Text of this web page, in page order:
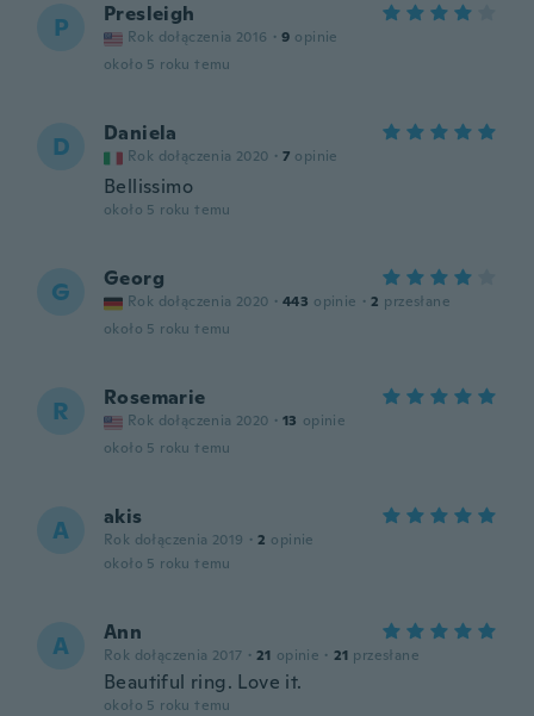
P Presleigh
Rok dołączenia 2016 · 9 opinie
około 5 roku temu
D Daniela
Rok dołączenia 2020 · 7 opinie
Bellissimo
około 5 roku temu
G Georg
Rok dołączenia 2020 · 443 opinie · 2 przesłane
około 5 roku temu
R Rosemarie
Rok dołączenia 2020 · 13 opinie
około 5 roku temu
A akis
Rok dołączenia 2019 · 2 opinie
około 5 roku temu
A Ann
Rok dołączenia 2017 · 21 opinie · 21 przesłane
Beautiful ring. Love it.
około 5 roku temu